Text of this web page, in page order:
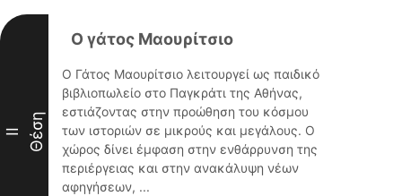
II Θέση
Ο γάτος Μαουρίτσιο
Ο Γάτος Μαουρίτσιο λειτουργεί ως παιδικό
βιβλιοπωλείο στο Παγκράτι της Αθήνας,
εστιάζοντας στην προώθηση του κόσμου
των ιστοριών σε μικρούς και μεγάλους. Ο
χώρος δίνει έμφαση στην ενθάρρυνση της
περιέργειας και στην ανακάλυψη νέων
αφηγήσεων, ...